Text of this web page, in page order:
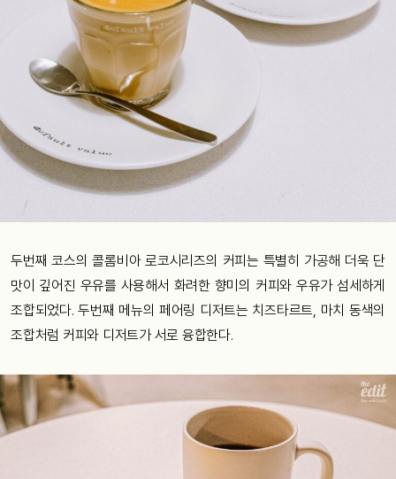
두번째 코스의 콜롬비아 로코시리즈의 커피는 특별히 가공해 더욱 단
맛이 깊어진 우유를 사용해서 화려한 향미의 커피와 우유가 섬세하게
조합되었다. 두번째 메뉴의 페어링 디저트는 치즈타르트, 마치 동색의
조합처럼 커피와 디저트가 서로 융합한다.